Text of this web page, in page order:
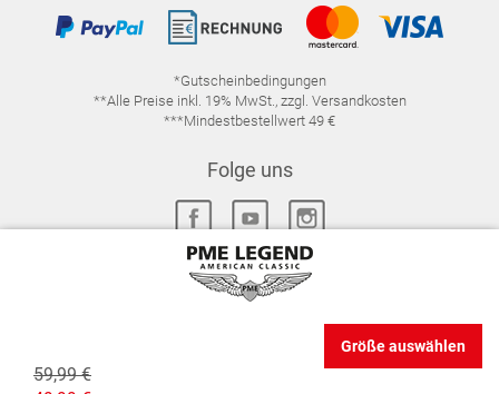
59,99 €
Größe auswählen
*Gutscheinbedingungen
**Alle Preise inkl. 19% MwSt., zzgl. Versandkosten
***Mindestbestellwert 49 €
Folge uns
DATENSCHUTZ-EINSTELLUNGEN
WIDERRUFSRECHT